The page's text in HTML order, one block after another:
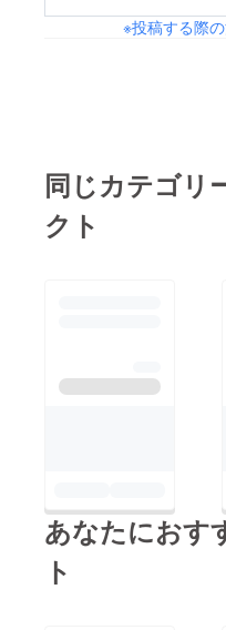
※投稿する際
同じカテゴリ
クト
あなたにおす
ト